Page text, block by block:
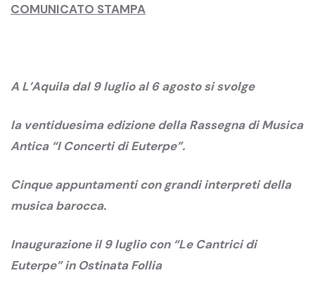
COMUNICATO STAMPA
A L’Aquila dal 9 luglio al 6 agosto si svolge
la ventiduesima edizione della Rassegna di Musica
Antica “I Concerti di Euterpe”.
Cinque appuntamenti con grandi interpreti della
musica barocca.
Inaugurazione il 9 luglio con “Le Cantrici di
Euterpe” in Ostinata Follia